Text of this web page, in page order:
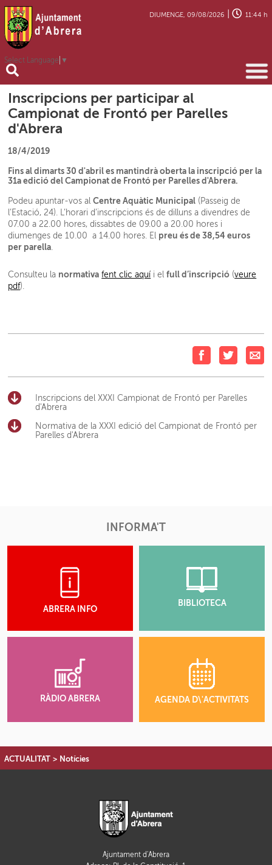
Select Language ▼
DIUMENGE, 09/08/2026 11:44 h
Inscripcions per participar al
Campionat de Frontó per Parelles
d'Abrera
18/4/2019
Fins al dimarts 30 d'abril es mantindrà oberta la inscripció per la
31a edició del Campionat de Frontó per Parelles d'Abrera.
Podeu apuntar-vos alCentre Aquàtic Municipal (Passeig de
l’Estació, 24). L’horari d’inscripcions és de dilluns a divendres de
07.00 a 22.00 hores, dissabtes de 09.00 a 20.00 hores i
diumenges de 10.00 a 14.00 hores. El preu és de 38,54 euros
per parella.
Consulteu la normativa fent clic aquí i elfull d’inscripció (veure
pdf).
Inscripcions del XXXI Campionat de Frontó per Parelles
d'Abrera
Normativa de la XXXI edició del Campionat de Frontó per
Parelles d'Abrera
INFORMA'T
ABRERA INFO
BIBLIOTECA
RÀDIO ABRERA AGENDA D\'ACTIVITATS
ACTUALITAT > Notícies
Ajuntament d'Abrera